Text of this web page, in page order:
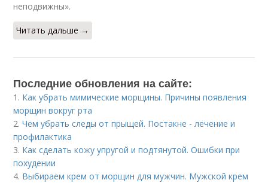
неподвижны».
Читать дальше →
Последние обновления на сайте:
1. Как убрать мимические морщины. Причины появления
морщин вокруг рта
2.Чем убрать следы от прыщей. Постакне - лечение и
профилактика
3. Как сделать кожу упругой и подтянутой. Ошибки при
похудении
4. Выбираем крем от морщин для мужчин. Мужской крем